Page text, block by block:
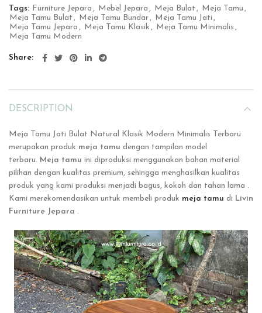
Tags: Furniture Jepara , Mebel Jepara , Meja Bulat , Meja Tamu ,
Meja Tamu Bulat , Meja Tamu Bundar , Meja Tamu Jati ,
Meja Tamu Jepara , Meja Tamu Klasik , Meja Tamu Minimalis ,
Meja Tamu Modern
Share
DESCRIPTION
Meja Tamu Jati Bulat Natural Klasik Modern Minimalis Terbaru
merupakan produk meja tamu dengan tampilan model
terbaru. Meja tamu ini diproduksi menggunakan bahan material
pilihan dengan kualitas premium, sehingga menghasilkan kualitas
produk yang kami produksi menjadi bagus, kokoh dan tahan lama .
Kami merekomendasikan untuk membeli produk meja tamu di Livin
Furniture Jepara .